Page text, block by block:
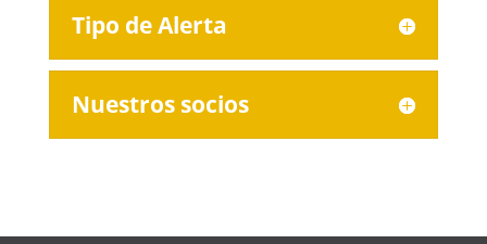
Tipo de Alerta
Nuestros socios